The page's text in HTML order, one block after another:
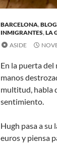
BARCELONA,
INMIGRANTES,LA
ASIDE
En la puerta
manos
multitud, habla
sentimiento.
Hugh pasa a su
euros y piensa